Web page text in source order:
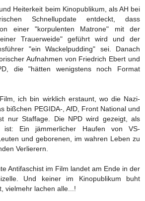
Heiterkeit beim Kinopublikum, als AH bei
Schnellupdate entdeckt, dass
einer "korpulenten Matrone" mit der
Trauerweide" geführt wird und der
"ein Wackelpudding" sei. Danach
Aufnahmen von Friedrich Ebert und
die "hätten wenigstens noch Format
ich bin wirklich erstaunt, wo die Nazi-
bißchen PEGIDA-, AfD, Front National und
nur Staffage. Die NPD wird gezeigt, als
Ein jämmerlicher Haufen von VS-
und geborenen, im wahren Leben zu
Verlierern.
Antifaschist im Film landet am Ende in der
Und keiner im Kinopublikum buht
vielmehr lachen alle...!